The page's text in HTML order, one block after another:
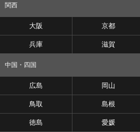
関西
大阪 京都
兵庫 滋賀
中国・四国
広島 岡山
鳥取 島根
徳島 愛媛